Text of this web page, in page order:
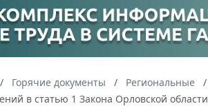
Горячие документы Региональные
в статью 1 Закона Орловской